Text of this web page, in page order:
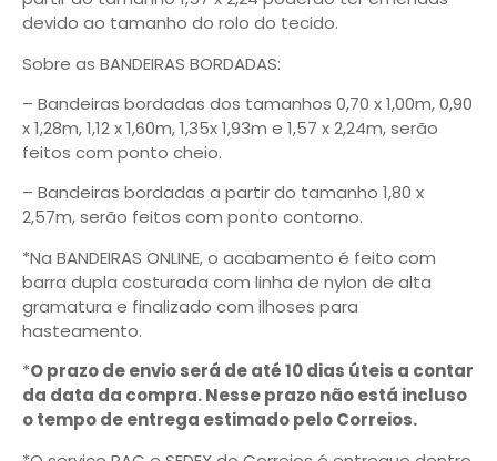
devido ao tamanho do rolo do tecido.
Sobre as BANDEIRAS BORDADAS:
– Bandeiras bordadas dos tamanhos 0,70 x 1,00m, 0,90
x 1,28m, 1,12 x 1,60m, 1,35x 1,93m e 1,57 x 2,24m, serão
feitos com ponto cheio.
– Bandeiras bordadas a partir do tamanho 1,80 x
2,57m, serão feitos com ponto contorno.
*Na BANDEIRAS ONLINE, o acabamento é feito com
barra dupla costurada com linha de nylon de alta
gramatura e finalizado com ilhoses para
hasteamento.
*O prazo de envio será de até 10 dias úteis a contar
da data da compra. Nesse prazo não está incluso
o tempo de entrega estimado pelo Correios.